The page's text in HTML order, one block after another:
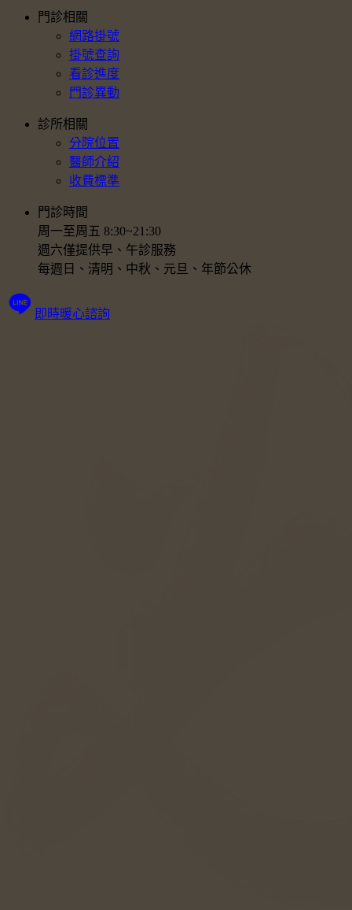
門診相關
網路掛號
掛號查詢
看診進度
門診異動
診所相關
分院位置
醫師介紹
收費標準
門診時間
周一至周五 8:30~21:30
週六僅提供早、午診服務
每週日、清明、中秋、元旦、年節公休
即時暖心諮詢